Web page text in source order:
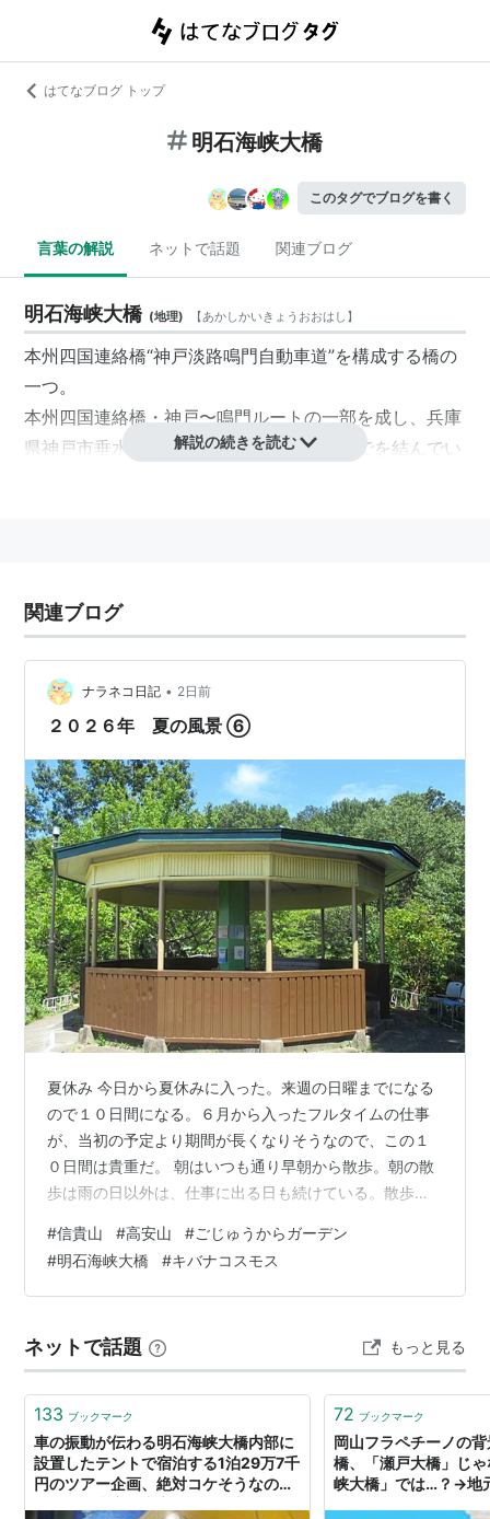
はてなブログ トップ
明石海峡大橋
このタグでブログを書く
言葉の解説 ネットで話題 関連ブログ
明石海峡大橋 (地理) 【あかしかいきょうおおはし 】
本州四国連絡橋“神戸淡路鳴門自動車道”を構成する橋の
一つ。
本州四国連絡橋・神戸〜鳴門ルートの一部を成し、兵庫
県 神戸市垂水区 から淡路島の淡路市松帆までを結んでい
パールブリッジ
本州四国連絡高速道路
橋長
3,911m
完成
1998(平成10)年
周辺施設
舞子公園JR「舞子駅」、山陽電鉄「舞子公園駅」
舞子海上プロムナード／橋の下（＝海の上）を歩
ける
橋の科学館
孫文記念館（移情閣）
解説の続きを読む
関連ブログ
ナラネコ日記 • 2日前
２０２６年 夏の風景 ⑥
夏休み 今日から夏休みに入った。来週の日曜までになる
ので１０日間になる。６月から入ったフルタイムの仕事
が、当初の予定より期間が長くなりそうなので、この１
０日間は貴重だ。 朝はいつも通り早朝から散歩。朝の散
歩は雨の日以外は、仕事に出る日も続けている。散歩コ
花が彩っていた。 キョウチクトウとアサガオ 信貴山へ
昼前から、ちょっと歩こうと、信貴山の方に出かけた。
高安山のケーブル駅のあたりまでと思って歩く。のどか
北側からのハイキングコースを歩く。 この前来たのが５
月頃なのでほぼ３か月ぶりだ。途中の道の脇…
#信貴山 #高安山 #ごじゅうからガーデン
#明石海峡大橋 #キバナコスモス
ネットで話題 もっと見る
133 ブックマーク
車の振動が伝わる明石海峡大橋内部に
設置したテントで宿泊する1泊29万7千
円のツアー企画、絶対コケそうなのに
72 ブックマーク
岡山フラペチーノの
橋、「瀬戸大橋」じ
峡大橋」では…？→地